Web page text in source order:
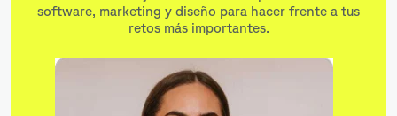
software, marketing y diseño para hacer frente a tus
retos más importantes.